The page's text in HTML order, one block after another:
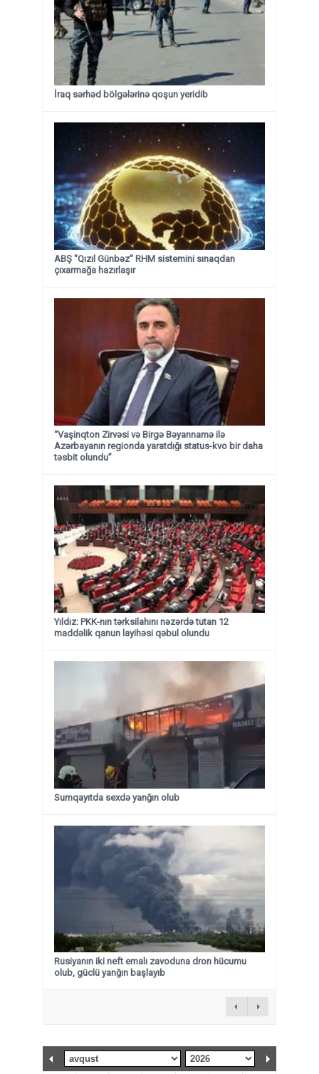
İraq sərhəd bölgələrinə qoşun yeridib
ABŞ "Qızıl Günbəz" RHM sistemini sınaqdan
çıxarmağa hazırlaşır
“Vaşinqton Zirvəsi və Birgə Bəyannamə ilə
Azərbayanın regionda yaratdığı status-kvo bir daha
təsbit olundu”
Yıldız: PKK-nın tərksilahını nəzərdə tutan 12
maddəlik qanun layihəsi qəbul olundu ​​​​​​​
Sumqayıtda sexdə yanğın olub
Rusiyanın iki neft emalı zavoduna dron hücumu
olub, güclü yanğın başlayıb